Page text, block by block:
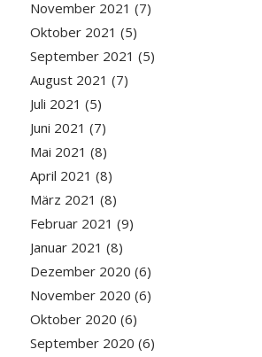
November 2021 (7)
Oktober 2021 (5)
September 2021 (5)
August 2021 (7)
Juli 2021 (5)
Juni 2021 (7)
Mai 2021 (8)
April 2021 (8)
März 2021 (8)
Februar 2021 (9)
Januar 2021 (8)
Dezember 2020 (6)
November 2020 (6)
Oktober 2020 (6)
September 2020 (6)